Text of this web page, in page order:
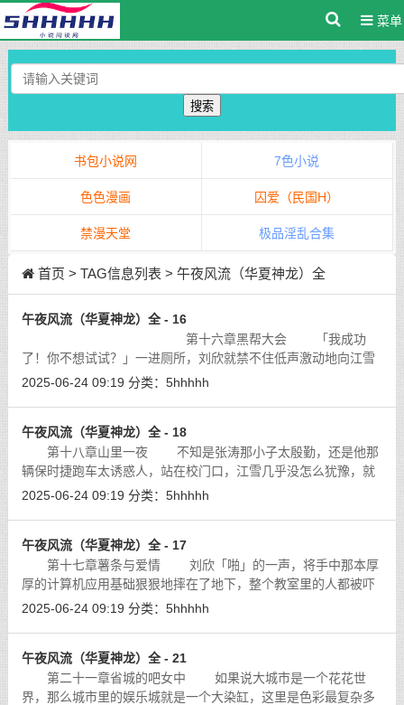
菜单
搜索
书包小说网 7色小说
色色漫画 囚爱（民国H）
禁漫天堂 极品淫乱合集
首页 > TAG信息列表 > 午夜风流（华夏神龙）全
午夜风流（华夏神龙）全 - 16
第十六章黑帮大会 「我成功
了！你不想试试？」一进厕所，刘欣就禁不住低声激动地向江雪
汇报。[详细]
2025-06-24 09:19 分类： 5hhhhh
午夜风流（华夏神龙）全 - 18
第十八章山里一夜 不知是张涛那小子太殷勤，还是他那
辆保时捷跑车太诱惑人，站在校门口，江雪几乎没怎么犹豫，就
答应了他。今天没有太阳，天一直阴着，这样一个天气，开着这
2025-06-24 09:19 分类： 5hhhhh
午夜风流（华夏神龙）全 - 17
第十七章薯条与爱情 刘欣「啪」的一声，将手中那本厚
厚的计算机应用基础狠狠地摔在了地下，整个教室里的人都被吓
坏了，这下子连坐在讲台上的值班老师都吓了一跳，「你怎么回
2025-06-24 09:19 分类： 5hhhhh
午夜风流（华夏神龙）全 - 21
第二十一章省城的吧女中 如果说大城市是一个花花世
界，那么城市里的娱乐城就是一个大染缸，这里是色彩最复杂多